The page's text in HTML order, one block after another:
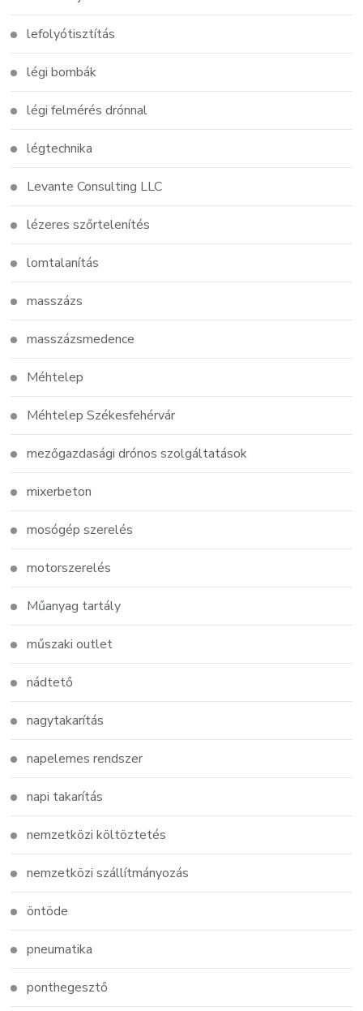
lefolyótisztítás
légi bombák
légi felmérés drónnal
légtechnika
Levante Consulting LLC
lézeres szőrtelenítés
lomtalanítás
masszázs
masszázsmedence
Méhtelep
Méhtelep Székesfehérvár
mezőgazdasági drónos szolgáltatások
mixerbeton
mosógép szerelés
motorszerelés
Műanyag tartály
műszaki outlet
nádtető
nagytakarítás
napelemes rendszer
napi takarítás
nemzetközi költöztetés
nemzetközi szállítmányozás
öntöde
pneumatika
ponthegesztő